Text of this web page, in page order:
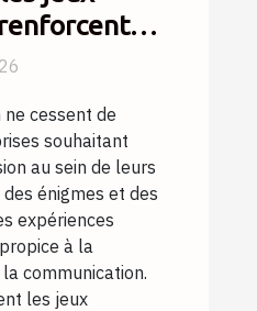
?
ne cessent de
souhaitant
au sein de leurs
énigmes et des
expériences
à la
communication.
les jeux